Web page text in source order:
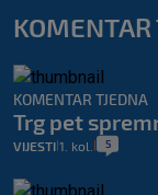
KOMENTAR
KOMENTAR TJEDNA
Trg pet
VIJESTI 1. kol. 5